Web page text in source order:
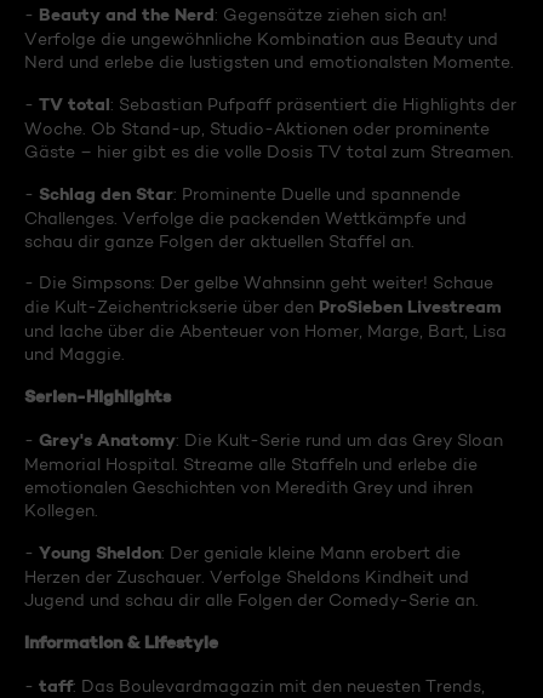
- Beauty and the Nerd: Gegensätze ziehen sich an!
Verfolge die ungewöhnliche Kombination aus Beauty und
Nerd und erlebe die lustigsten und emotionalsten Momente.
- TV total: Sebastian Pufpaff präsentiert die Highlights der
Woche. Ob Stand-up, Studio-Aktionen oder prominente
Gäste – hier gibt es die volle Dosis TV total zum Streamen.
- Schlag den Star: Prominente Duelle und spannende
Challenges. Verfolge die packenden Wettkämpfe und
schau dir ganze Folgen der aktuellen Staffel an.
- Die Simpsons: Der gelbe Wahnsinn geht weiter! Schaue
die Kult-Zeichentrickserie über den ProSieben Livestream
und lache über die Abenteuer von Homer, Marge, Bart, Lisa
und Maggie.
Serien-Highlights
- Grey's Anatomy: Die Kult-Serie rund um das Grey Sloan
Memorial Hospital. Streame alle Staffeln und erlebe die
emotionalen Geschichten von Meredith Grey und ihren
Kollegen.
- Young Sheldon: Der geniale kleine Mann erobert die
Herzen der Zuschauer. Verfolge Sheldons Kindheit und
Jugend und schau dir alle Folgen der Comedy-Serie an.
Information & Lifestyle
- taff: Das Boulevardmagazin mit den neuesten Trends,